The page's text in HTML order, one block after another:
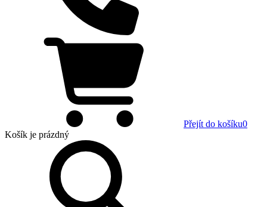
Přejít do košíku0
Košík je prázdný